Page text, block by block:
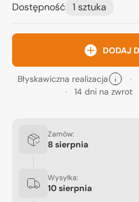
Dostępność 1 sztuka
DODAJ
Błyskawiczna realizacja
14 dni na zwrot
Zamów:
8 sierpnia
Wysyłka:
10 sierpnia